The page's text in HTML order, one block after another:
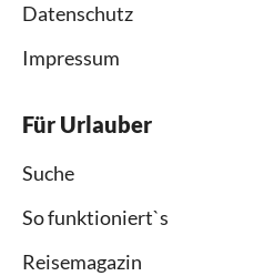
Datenschutz
Impressum
Für Urlauber
Suche
So funktioniert`s
Reisemagazin